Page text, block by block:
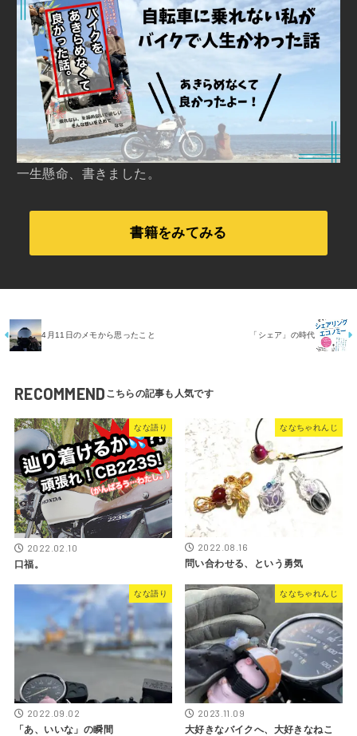
一生懸命、書きました。
書籍をみてみる
4月11日のメモから思ったこと 「シェア」の時代
RECOMMEND
なな語り
2022.02.10
口福。
ななちゃれんじ
2022.08.16
問い合わせる、という勇気
なな語り
2022.09.02
「あ、いいな」の瞬間
ななちゃれんじ
2023.11.09
大好きなバイクへ、大好きなねこ